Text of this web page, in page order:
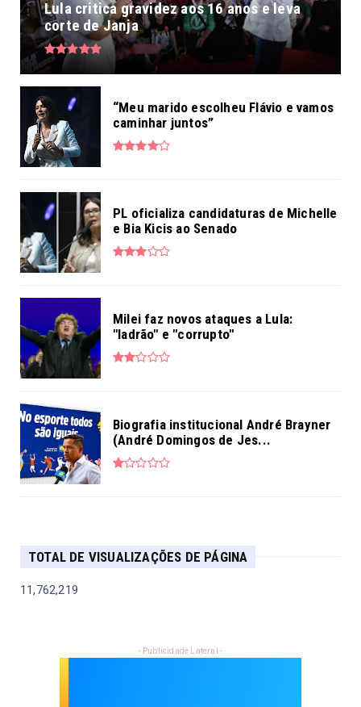
Lula critica gravidez aos 16 anos e leva
corte de Janja
“Meu marido escolheu Flávio e vamos
caminhar juntos”
PL oficializa candidaturas de Michelle
e Bia Kicis ao Senado
Milei faz novos ataques a Lula:
"ladrão" e "corrupto"
Biografia institucional André Brayner
(André Domingos de Jes...
TOTAL DE VISUALIZAÇÕES DE PÁGINA
11,762,219
- Publicidade Lateral -